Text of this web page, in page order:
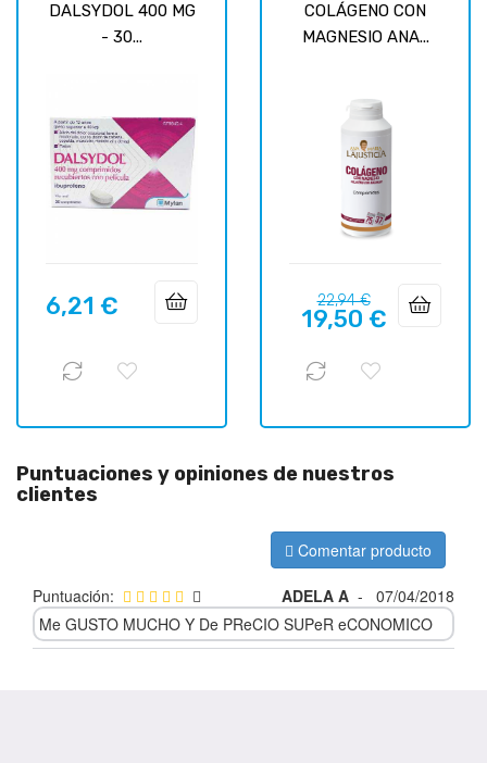
DALSYDOL 400 MG
- 30...
Precio
6,21 €
COLÁGENO CON
MAGNESIO ANA...
Precio
regular
22,94 €Precio
19,50 €
Puntuaciones y opiniones de nuestros
clientes
Comentar producto
Puntuación: ADELA A -
07/04/2018
Me GUSTO MUCHO Y De PReCIO SUPeR eCONOMICO